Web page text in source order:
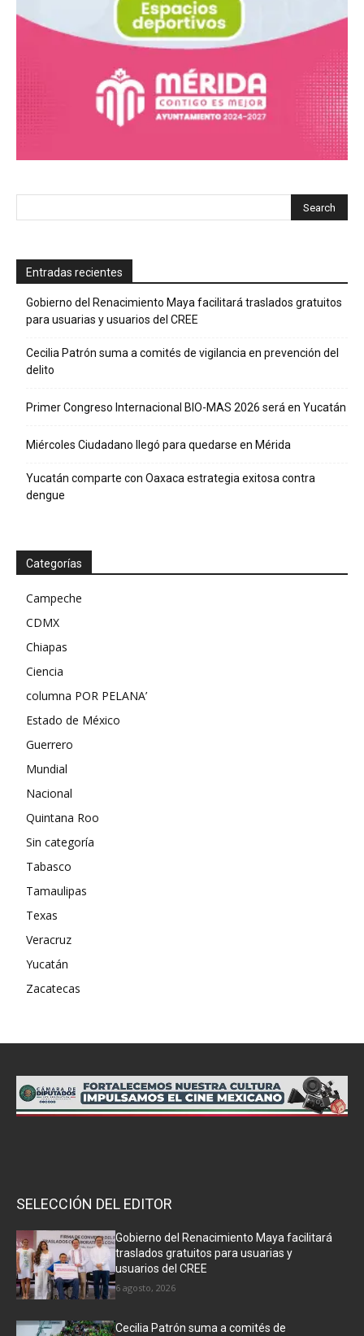
Entradas recientes
Gobierno del Renacimiento Maya facilitará traslados gratuitos
para usuarias y usuarios del CREE
Cecilia Patrón suma a comités de vigilancia en prevención del
delito
Primer Congreso Internacional BIO-MAS 2026 será en Yucatán
Miércoles Ciudadano llegó para quedarse en Mérida
Yucatán comparte con Oaxaca estrategia exitosa contra
dengue
Categorías
Campeche
CDMX
Chiapas
Ciencia
columna POR PELANA’
Estado de México
Guerrero
Mundial
Nacional
Quintana Roo
Sin categoría
Tabasco
Tamaulipas
Texas
Veracruz
Yucatán
Zacatecas
SELECCIÓN DEL EDITOR
Gobierno del Renacimiento Maya facilitará
traslados gratuitos para usuarias y
usuarios del CREE
6 agosto, 2026
Cecilia Patrón suma a comités de